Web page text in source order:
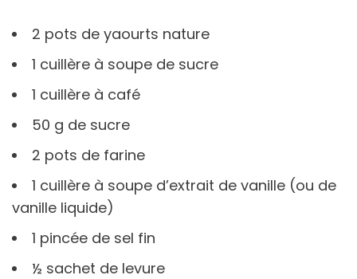
2 pots de yaourts nature
1 cuillère à soupe de sucre
1 cuillère à café
50 g de sucre
2 pots de farine
1 cuillère à soupe d’extrait de vanille (ou de
vanille liquide)
1 pincée de sel fin
½ sachet de levure